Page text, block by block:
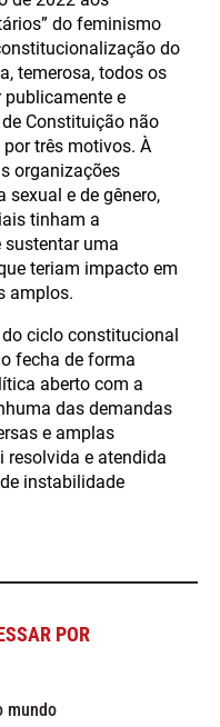
do feminismo
do
temerosa, todos os
publicamente e
Constituição não
três motivos. À
organizações
e de gênero,
tinham a
uma
teriam impacto em
amplos.
ciclo constitucional
fecha de forma
aberto com a
das demandas
e amplas
e atendida
instabilidade
POR
mundo